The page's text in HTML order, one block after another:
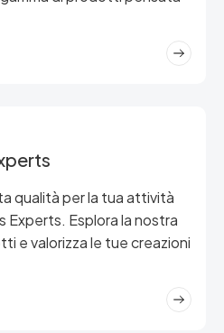
qualità per la tua attività
Experts. Esplora la nostra
e valorizza le tue creazioni